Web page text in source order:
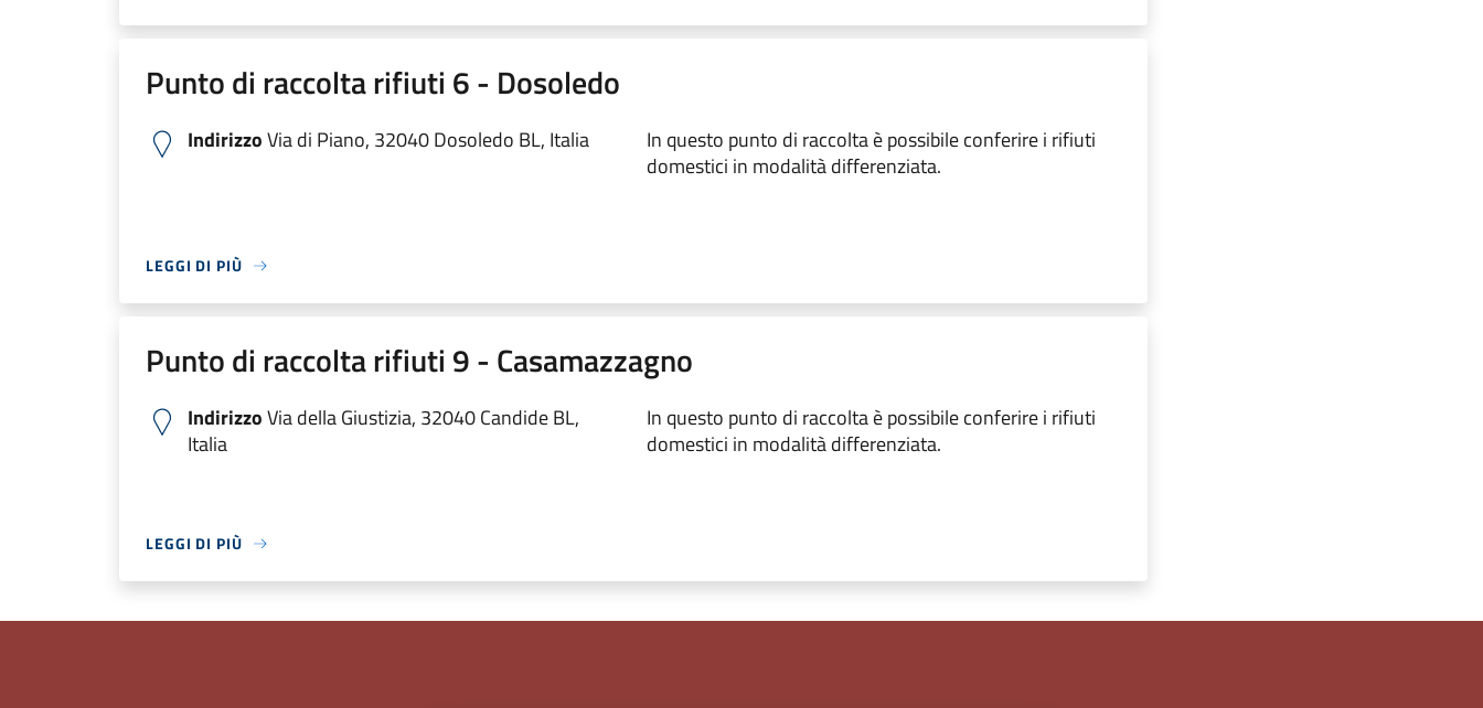
Punto di raccolta rifiuti 6 - Dosoledo
IndirizzoVia di Piano, 32040 Dosoledo BL, Italia
In questo punto di raccolta è possibile conferire i rifiuti
domestici in modalità differenziata.
LEGGI DI PIÙ
Punto di raccolta rifiuti 9 - Casamazzagno
IndirizzoVia della Giustizia, 32040 Candide BL,
Italia
In questo punto di raccolta è possibile conferire i rifiuti
domestici in modalità differenziata.
LEGGI DI PIÙ